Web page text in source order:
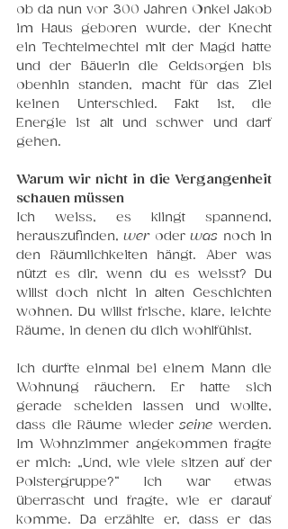
ob da nun vor 300 Jahren Onkel Jakob
im Haus geboren wurde, der Knecht
ein Techtelmechtel mit der Magd hatte
und der Bäuerin die Geldsorgen bis
obenhin standen, macht für das Ziel
keinen Unterschied. Fakt ist, die
Energie ist alt und schwer und darf
gehen.
Warum wir nicht in die Vergangenheit
schauen müssen
Ich weiss, es klingt spannend,
herauszufinden, wer oder was noch in
den Räumlichkeiten hängt. Aber was
nützt es dir, wenn du es weisst? Du
willst doch nicht in alten Geschichten
wohnen. Du willst frische, klare, leichte
Räume, in denen du dich wohlfühlst.
Ich durfte einmal bei einem Mann die
Wohnung räuchern. Er hatte sich
gerade scheiden lassen und wollte,
dass die Räume wieder seine werden.
Im Wohnzimmer angekommen fragte
er mich: „Und, wie viele sitzen auf der
Polstergruppe?“ Ich war etwas
überrascht und fragte, wie er darauf
komme. Da erzählte er, dass er das